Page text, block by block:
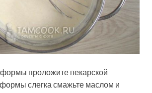
проложите пекарской
слегка смажьте маслом и